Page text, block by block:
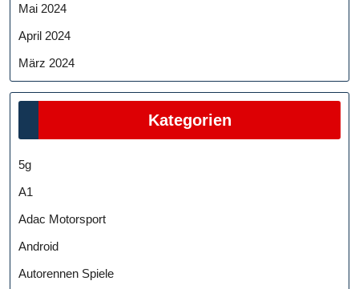
Mai 2024
April 2024
März 2024
Kategorien
5g
A1
Adac Motorsport
Android
Autorennen Spiele